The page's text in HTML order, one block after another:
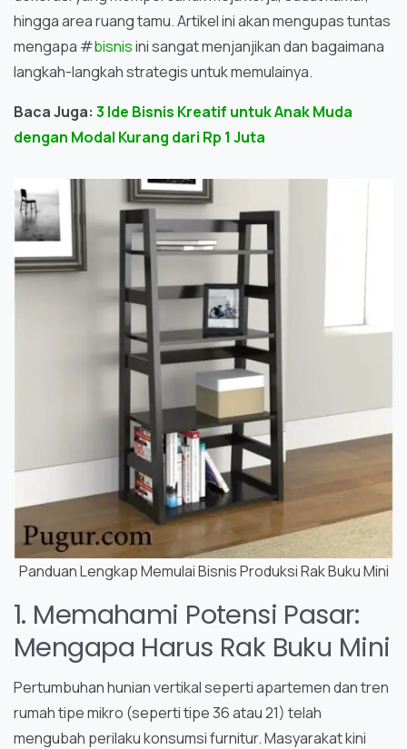
hingga area ruang tamu. Artikel ini akan mengupas tuntas
mengapa #bisnisini sangat menjanjikan dan bagaimana
langkah-langkah strategis untuk memulainya.
Baca Juga: 3 Ide Bisnis Kreatif untuk Anak Muda
dengan Modal Kurang dari Rp 1 Juta
Panduan Lengkap Memulai Bisnis Produksi Rak Buku Mini
1. Memahami Potensi Pasar:
Mengapa Harus Rak Buku Mini
Pertumbuhan hunian vertikal seperti apartemen dan tren
rumah tipe mikro (seperti tipe 36 atau 21) telah
mengubah perilaku konsumsi furnitur. Masyarakat kini